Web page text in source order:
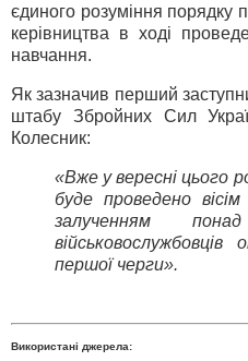
єдиного розуміння порядку
керівництва в ході
навчання.
Як зазначив перший
штабу Збройних Сил
Колесник:
«Вже у вересні цього
буде проведено
залученням
військовослужбовців
першої черги».
Використані джерела: